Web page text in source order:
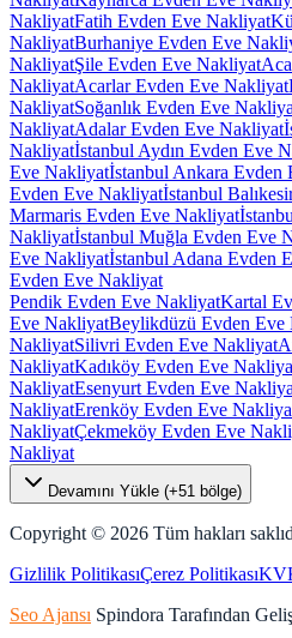
NakliyatFatih Evden Eve Nakliyat
NakliyatBurhaniye Evden Eve
NakliyatŞile Evden Eve Nakliyat
NakliyatAcarlar Evden Eve Nakliyat
NakliyatSoğanlık Evden Eve
NakliyatAdalar Evden Eve Nakliyat
Nakliyatİstanbul Aydın Evden Eve
Eve Nakliyatİstanbul Ankara Evden
Evden Eve Nakliyatİstanbul
Marmaris Evden Eve Nakliyat
Nakliyatİstanbul Muğla Evden Eve
Eve Nakliyatİstanbul Adana Evden
Evden Eve Nakliyat
Pendik Evden Eve NakliyatKartal
Eve NakliyatBeylikdüzü Evden Eve
NakliyatSilivri Evden Eve Nakliyat
NakliyatKadıköy Evden Eve
NakliyatEsenyurt Evden Eve
NakliyatErenköy Evden Eve
NakliyatÇekmeköy Evden Eve
Nakliyat
Devamını Yükle (+51 bölge)
Copyright © 2026 Tüm hakları
Gizlilik PolitikasıÇerez Politikası
Seo Ajansı Spindora Tarafından